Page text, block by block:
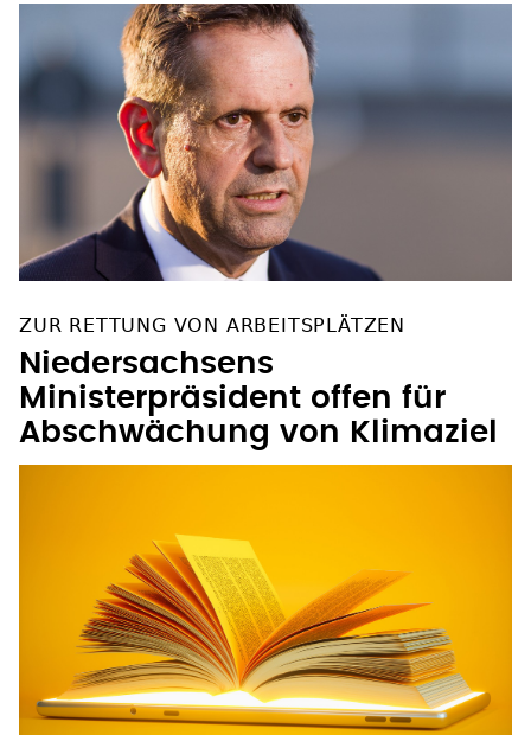
ZUR RETTUNG VON ARBEITSPLÄTZEN
Niedersachsens
Ministerpräsident offen für
Abschwächung von Klimaziel